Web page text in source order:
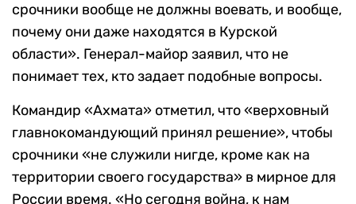
срочники вообще не должны воевать, и вообще,
почему они даже находятся в Курской
области». Генерал-майор заявил, что не
понимает тех, кто задает подобные вопросы.
Командир «Ахмата» отметил, что «верховный
главнокомандующий принял решение», чтобы
срочники «не служили нигде, кроме как на
территории своего государства» в мирное для
России время. «Но сегодня война, к нам